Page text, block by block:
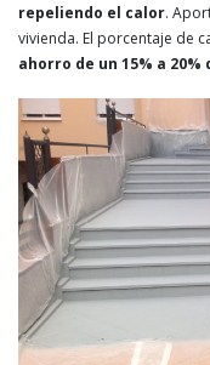
repeliendo el calor.
vivienda. El porcentaje de
ahorro de un 15% a